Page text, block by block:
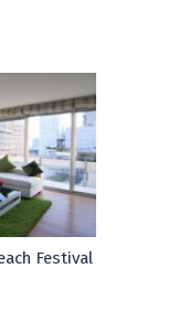
Festival